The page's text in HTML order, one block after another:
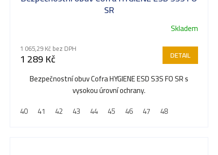
SR
Skladem
1 065,29 Kč bez DPH
1 289 Kč DETAIL
Bezpečnostní obuv Cofra HYGIENE ESD S3S FO SR s
vysokou úrovní ochrany.
40
41 42 43 44 45 46 47 48